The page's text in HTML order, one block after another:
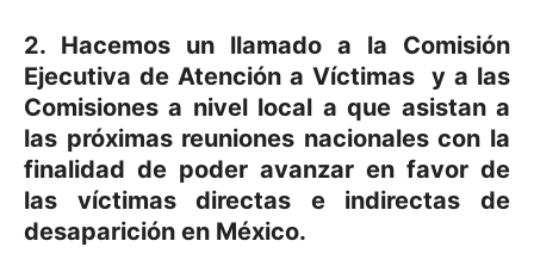
2. Hacemos un llamado a la Comisión
Ejecutiva de Atención a Víctimas y a las
Comisiones a nivel local a que asistan a
las próximas reuniones nacionales con la
finalidad de poder avanzar en favor de
las víctimas directas e indirectas de
desaparición en México.